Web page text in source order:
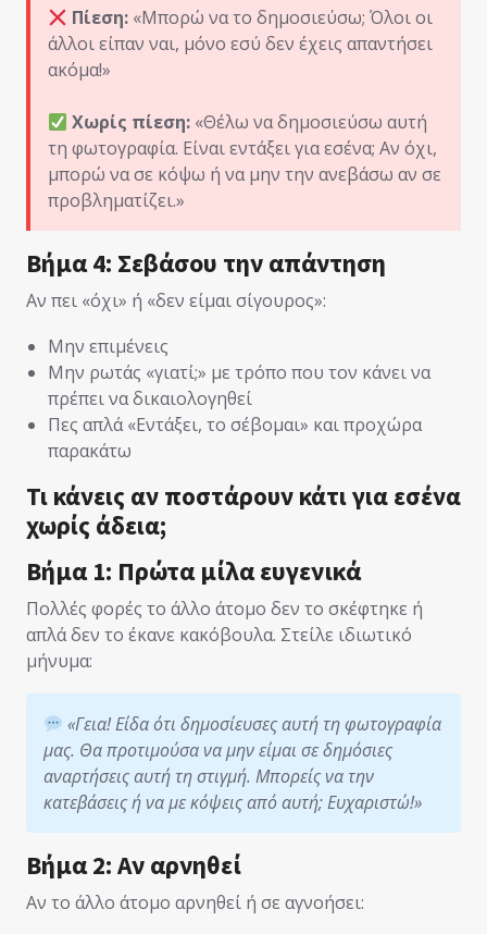
Πίεση: «Μπορώ να το δημοσιεύσω; Όλοι οι
άλλοι είπαν ναι, μόνο εσύ δεν έχεις απαντήσει
ακόμα!»
Χωρίς πίεση: «Θέλω να δημοσιεύσω αυτή
τη φωτογραφία. Είναι εντάξει για εσένα; Αν όχι,
μπορώ να σε κόψω ή να μην την ανεβάσω αν σε
προβληματίζει.»
Βήμα 4: Σεβάσου την απάντηση
Αν πει «όχι» ή «δεν είμαι σίγουρος»:
Μην επιμένεις
Μην ρωτάς «γιατί;» με τρόπο που τον κάνει να
πρέπει να δικαιολογηθεί
Πες απλά «Εντάξει, το σέβομαι» και προχώρα
παρακάτω
Τι κάνεις αν ποστάρουν κάτι για εσένα
χωρίς άδεια;
Βήμα 1: Πρώτα μίλα ευγενικά
Πολλές φορές το άλλο άτομο δεν το σκέφτηκε ή
απλά δεν το έκανε κακόβουλα. Στείλε ιδιωτικό
μήνυμα:
«Γεια! Είδα ότι δημοσίευσες αυτή τη φωτογραφία
μας. Θα προτιμούσα να μην είμαι σε δημόσιες
αναρτήσεις αυτή τη στιγμή. Μπορείς να την
κατεβάσεις ή να με κόψεις από αυτή; Ευχαριστώ!»
Βήμα 2: Αν αρνηθεί
Αν το άλλο άτομο αρνηθεί ή σε αγνοήσει: